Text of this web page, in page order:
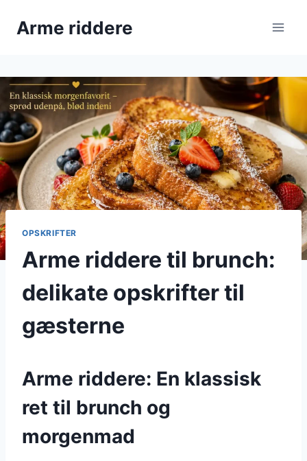
Arme riddere
OPSKRIFTER
Arme riddere til brunch:
delikate opskrifter til
gæsterne
Arme riddere: En klassisk
ret til brunch og
morgenmad